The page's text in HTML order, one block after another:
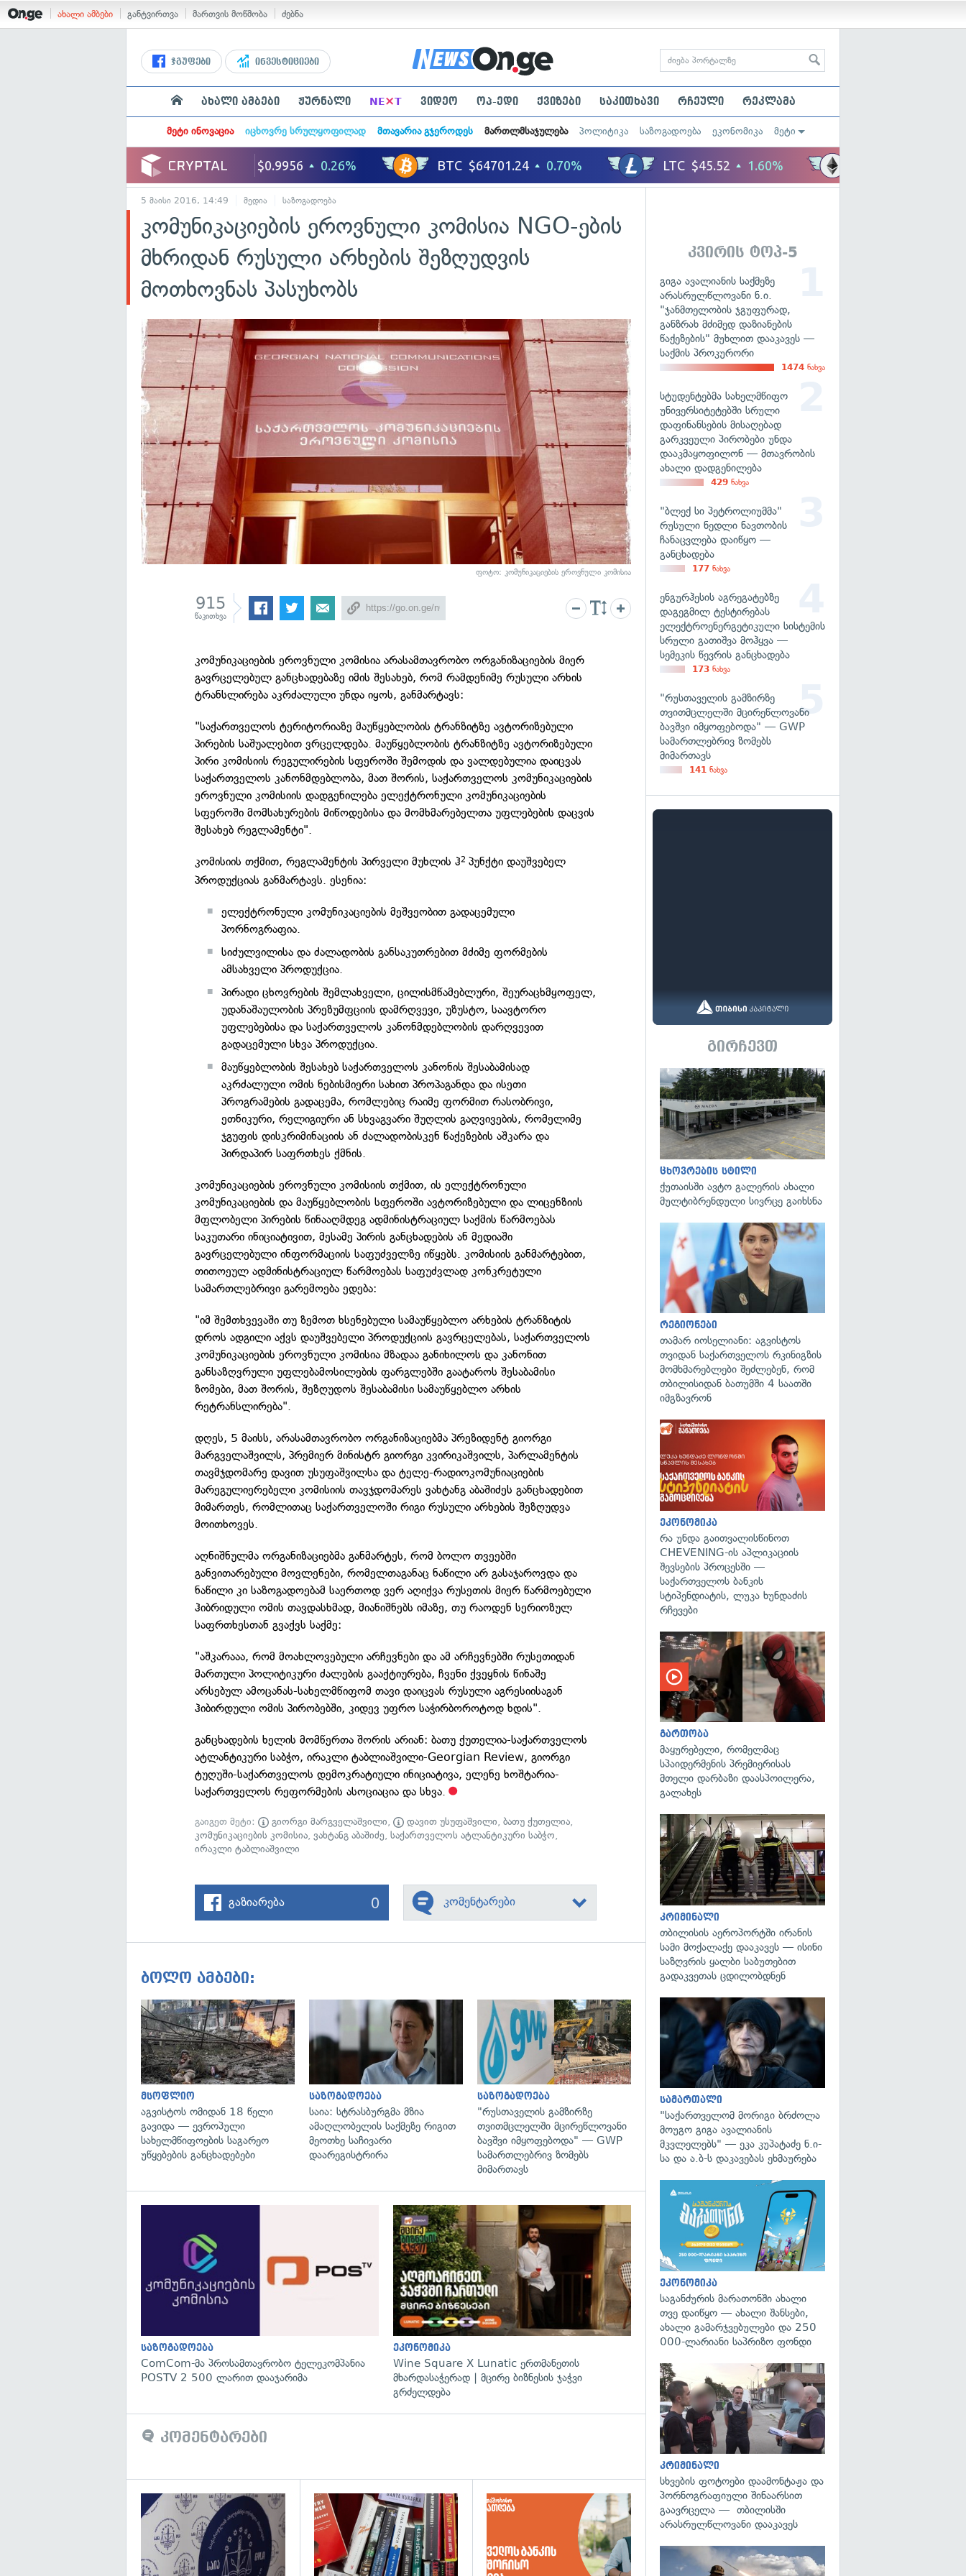
ახალი ამბები განტვირთვა მართვის მოწმობა ძებნა
ჯგუფები ინვესტიციები
ახალი ამბები ჟურნალი NE×T ვიდეო ოპ-ედი ქვიზები საკითხავი რჩეული რეკლამა
მეტი ინოვაცია იცხოვრე სრულყოფილად მთავარია გჯეროდეს მართლმსაჯულება პოლიტიკა საზოგადოება ეკონომიკა მეტი
5 მაისი 2016, 14:49 მედია საზოგადოება
კომუნიკაციების ეროვნული კომისია NGO-ების
მხრიდან რუსული არხების შეზღუდვის
მოთხოვნას პასუხობს
ფოტო: კომუნიკაციების ეროვნული კომისია
915
წაკითხვა
კომუნიკაციების ეროვნული კომისია არასამთავრობო ორგანიზაციების მიერ
გავრცელებულ განცხადებაზე იმის შესახებ, რომ რამდენიმე რუსული არხის
ტრანსლირება აკრძალული უნდა იყოს, განმარტავს:
"საქართველოს ტერიტორიაზე მაუწყებლობის ტრანზიტზე ავტორიზებული
პირების საშუალებით ვრცელდება. მაუწყებლობის ტრანზიტზე ავტორიზებული
პირი კომისიის რეგულირების სფეროში შემოდის და ვალდებულია დაიცვას
საქართველოს კანონმდებლობა, მათ შორის, საქართველოს კომუნიკაციების
ეროვნული კომისიის დადგენილება ელექტრონული კომუნიკაციების
სფეროში მომსახურების მიწოდებისა და მომხმარებელთა უფლებების დაცვის
შესახებ რეგლამენტი".
კომისიის თქმით, რეგლამენტის პირველი მუხლის ჰ2პუნქტი დაუშვებელ
პროდუქციას განმარტავს. ესენია:
ელექტრონული კომუნიკაციების მეშვეობით გადაცემული
პორნოგრაფია.
სიძულვილისა და ძალადობის განსაკუთრებით მძიმე ფორმების
ამსახველი პროდუქცია.
პირადი ცხოვრების შემლახველი, ცილისმწამებლური, შეურაცხმყოფელ,
უდანაშაულობის პრეზუმფციის დამრღვევი, უზუსტო, საავტორო
უფლებებისა და საქართველოს კანონმდებლობის დარღვევით
გადაცემული სხვა პროდუქცია.
მაუწყებლობის შესახებ საქართველოს კანონის შესაბამისად
აკრძალული ომის ნებისმიერი სახით პროპაგანდა და ისეთი
პროგრამების გადაცემა, რომლებიც რაიმე ფორმით რასობრივი,
ეთნიკური, რელიგიური ან სხვაგვარი შუღლის გაღვივების, რომელიმე
ჯგუფის დისკრიმინაციის ან ძალადობისკენ წაქეზების აშკარა და
პირდაპირ საფრთხეს ქმნის.
კომუნიკაციების ეროვნული კომისიის თქმით, ის ელექტრონული
კომუნიკაციების და მაუწყებლობის სფეროში ავტორიზებული და ლიცენზიის
მფლობელი პირების წინააღმდეგ ადმინისტრაციულ საქმის წარმოებას
საკუთარი ინიციატივით, მესამე პირის განცხადების ან მედიაში
გავრცელებული ინფორმაციის საფუძველზე იწყებს. კომისიის განმარტებით,
თითოეულ ადმინისტრაციულ წარმოებას საფუძვლად კონკრეტული
სამართლებრივი გარემოება ედება:
"იმ შემთხვევაში თუ ზემოთ ხსენებული სამაუწყებლო არხების ტრანზიტის
დროს ადგილი აქვს დაუშვებელი პროდუქციის გავრცელებას, საქართველოს
კომუნიკაციების ეროვნული კომისია მზადაა განიხილოს და კანონით
განსაზღვრული უფლებამოსილების ფარგლებში გაატაროს შესაბამისი
ზომები, მათ შორის, შეზღუდოს შესაბამისი სამაუწყებლო არხის
რეტრანსლირება".
დღეს, 5 მაისს, არასამთავრობო ორგანიზაციებმა პრეზიდენტ გიორგი
მარგველაშვილს, პრემიერ მინისტრ გიორგი კვირიკაშვილს, პარლამენტის
თავმჯდომარე დავით უსუფაშვილსა და ტელე-რადიოკომუნიაციების
მარეგულიერებელი კომისიის თავჯდომარეს ვახტანგ აბაშიძეს განცხადებით
მიმართეს, რომლითაც საქართველოში რიგი რუსული არხების შეზღუდვა
მოითხოვეს.
აღნიშნულმა ორგანიზაციებმა განმარტეს, რომ ბოლო თვეებში
განვითარებული მოვლენები, რომელთაგანაც ნაწილი არ გასაჯაროვდა და
ნაწილი კი საზოგადოებამ საერთოდ ვერ აღიქვა რუსეთის მიერ წარმოებული
ჰიბრიდული ომის თავდასხმად, მიანიშნებს იმაზე, თუ რაოდენ სერიოზულ
საფრთხესთან გვაქვს საქმე:
"აშკარააა, რომ მოახლოვებული არჩევნები და ამ არჩევნებში რუსეთიდან
მართული პოლიტიკური ძალების გააქტიურება, ჩვენი ქვეყნის წინაშე
არსებულ ამოცანას-სახელმწიფომ თავი დაიცვას რუსული აგრესიისაგან
ჰიბირდული ომის პირობებში, კიდევ უფრო საჭირბოროტოდ ხდის".
განცხადების ხელის მომწერთა შორის არიან: ბათუ ქუთელია-საქართველოს
ატლანტიკური საბჭო, ირაკლი ტაბლიაშვილი-Georgian Review, გიორგი
ტუღუში-საქართველოს დემოკრატიული ინიციატივა, ელენე ხოშტარია-
საქართველოს რეფორმების ასოციაცია და სხვა.
გაიგეთ მეტი: გიორგი მარგველაშვილი, დავით უსუფაშვილი,ბათუ ქუთელია,
კომუნიკაციების კომისია,ვახტანგ აბაშიძე,საქართველოს ატლანტიკური საბჭო,
ირაკლი ტაბლიაშვილი
გაზიარება 0 კომენტარები
ბოლო ამბები:
გადახედვა
მსოფლიო
აგვისტოს ომიდან 18 წელი
გავიდა — ევროპული
სახელმწიფოების საგარეო
უწყებების განცხადებები
გადახედვა
საზოგადოება
საია: სტრასბურგმა მზია
ამაღლობელის საქმეზე რიგით
მეოთხე საჩივარი
დაარეგისტრირა
გადახედვა
საზოგადოება
"რუსთაველის გამზირზე
თვითმცლელში მცირეწლოვანი
ბავშვი იმყოფებოდა" — GWP
სამართლებრივ ზომებს
მიმართავს
გადახედვა
საზოგადოება
ComCom-მა პროსამთავრობო ტელეკომპანია
POSTV 2 500 ლარით დააჯარიმა
ეკონომიკა
Wine Square X Lunatic ერთმანეთის
მხარდასაჭერად | მცირე ბიზნესის ჯაჭვი
გრძელდება
კომენტარები
გადახედვა გადახედვა
კვირის ტოპ-5
გიგა ავალიანის საქმეზე
არასრულწლოვანი ნ.ი.
"ჯანმთელობის ჯგუფურად,
განზრახ მძიმედ დაზიანების
წაქეზების" მუხლით დააკავეს —
საქმის პროკურორი
1474 ნახვა
სტუდენტებმა სახელმწიფო
უნივერსიტეტებში სრული
დაფინანსების მისაღებად
გარკვეული პირობები უნდა
დააკმაყოფილონ — მთავრობის
ახალი დადგენილება
429 ნახვა
"ბლექ სი პეტროლიუმმა"
რუსული ნედლი ნავთობის
ჩანაცვლება დაიწყო —
განცხადება
177 ნახვა
ენგურჰესის აგრეგატებზე
დაგეგმილ ტესტირებას
ელექტროენერგეტიკული სისტემის
სრული გათიშვა მოჰყვა —
სემეკის წევრის განცხადება
173 ნახვა
"რუსთაველის გამზირზე
თვითმცლელში მცირეწლოვანი
ბავშვი იმყოფებოდა" — GWP
სამართლებრივ ზომებს
მიმართავს
141 ნახვა
გირჩევთ
ცხოვრების სტილი
ქუთაისში ავტო გალერის ახალი
მულტიბრენდული სივრცე გაიხსნა
რეგიონები
თამარ იოსელიანი: აგვისტოს
თვიდან საქართველოს რკინიგზის
მომხმარებლები შეძლებენ, რომ
თბილისიდან ბათუმში 4 საათში
იმგზავრონ
ეკონომიკა
რა უნდა გაითვალისწინოთ
CHEVENING-ის აპლიკაციის
შევსების პროცესში —
საქართველოს ბანკის
სტიპენდიატის, ლუკა ხუნდაძის
რჩევები
გართობა
მაყურებელი, რომელმაც
სპაიდერმენის პრემიერისას
მთელი დარბაზი დაასპოილერა,
გალახეს
კრიმინალი
თბილისის აეროპორტში ირანის
სამი მოქალაქე დააკავეს — ისინი
საზღვრის ყალბი საბუთებით
გადაკვეთას ცდილობდნენ
სამართალი
"საქართველომ მორიგი ბრძოლა
მოუგო გიგა ავალიანის
მკვლელებს" — ეკა კუპატაძე ნ.ი-
სა და ა.ბ-ს დაკავებას ეხმაურება
ეკონომიკა
საგანძურის მარათონში ახალი
თვე დაიწყო — ახალი შანსები,
ახალი გამარჯვებულები და 250
000-ლარიანი საპრიზო ფონდი
კრიმინალი
სხვების ფოტოები დაამონტაჟა და
პორნოგრაფიული შინაარსით
გაავრცელა — თბილისში
არასრულწლოვანი დააკავეს